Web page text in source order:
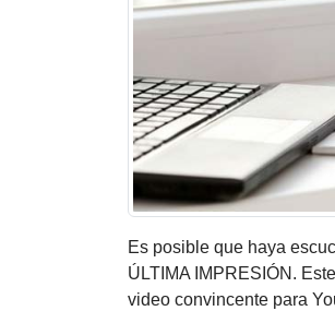
Es posible que haya
ÚLTIMA IMPRESIÓN.
video convincente para